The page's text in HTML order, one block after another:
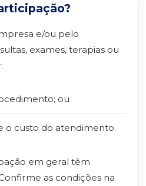
e/ou pelo
exames, terapias ou
ou
o custo do atendimento.
em geral têm
as condições na